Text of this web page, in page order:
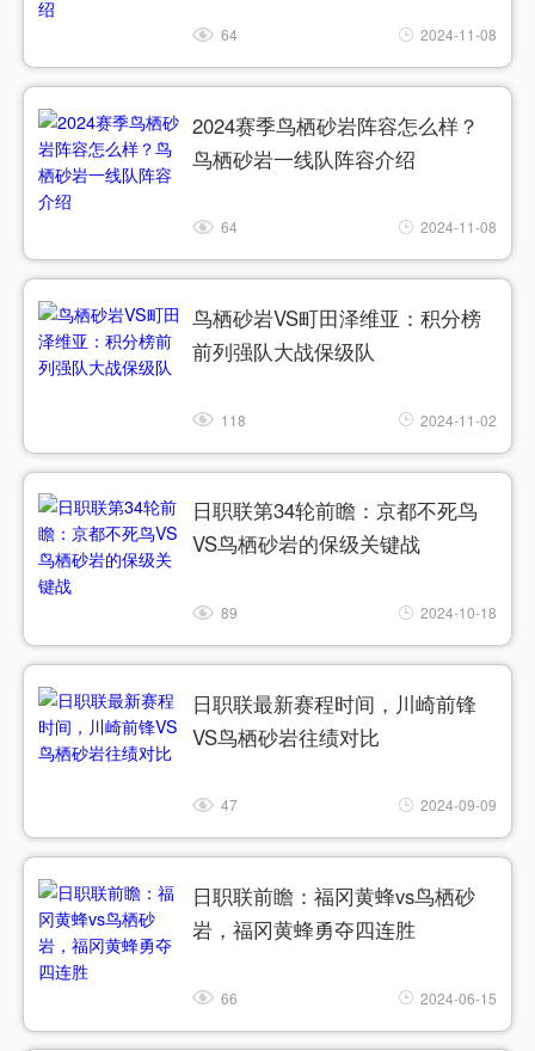
64 2024-11-08
2024赛季鸟栖砂岩阵容怎么样？
鸟栖砂岩一线队阵容介绍
64 2024-11-08
鸟栖砂岩VS町田泽维亚：积分榜
前列强队大战保级队
118 2024-11-02
日职联第34轮前瞻：京都不死鸟
VS鸟栖砂岩的保级关键战
89 2024-10-18
日职联最新赛程时间，川崎前锋
VS鸟栖砂岩往绩对比
47 2024-09-09
日职联前瞻：福冈黄蜂vs鸟栖砂
岩，福冈黄蜂勇夺四连胜
66 2024-06-15